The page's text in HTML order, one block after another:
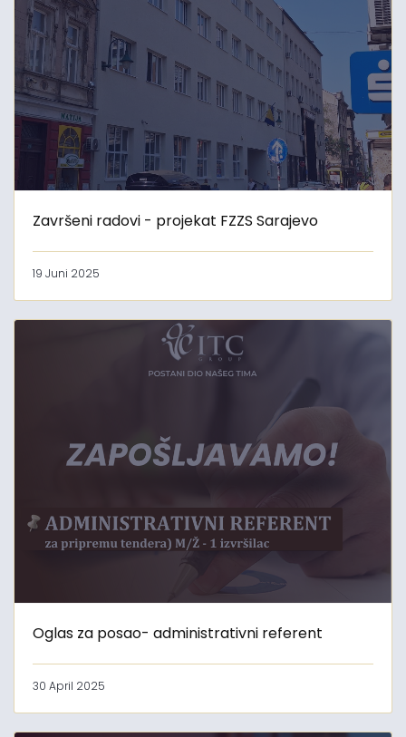
Završeni radovi - projekat FZZS Sarajevo
19 Juni 2025
Oglas za posao- administrativni referent
30 April 2025